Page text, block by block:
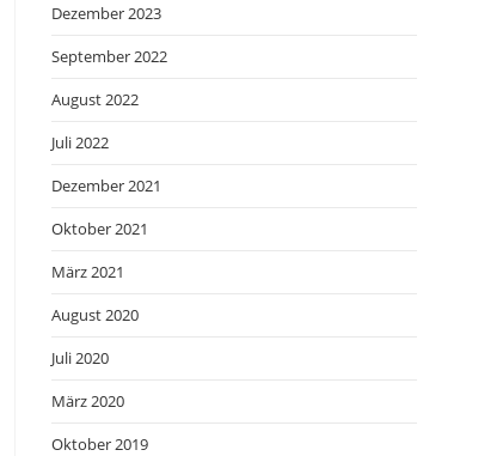
Dezember 2023
September 2022
August 2022
Juli 2022
Dezember 2021
Oktober 2021
März 2021
August 2020
Juli 2020
März 2020
Oktober 2019